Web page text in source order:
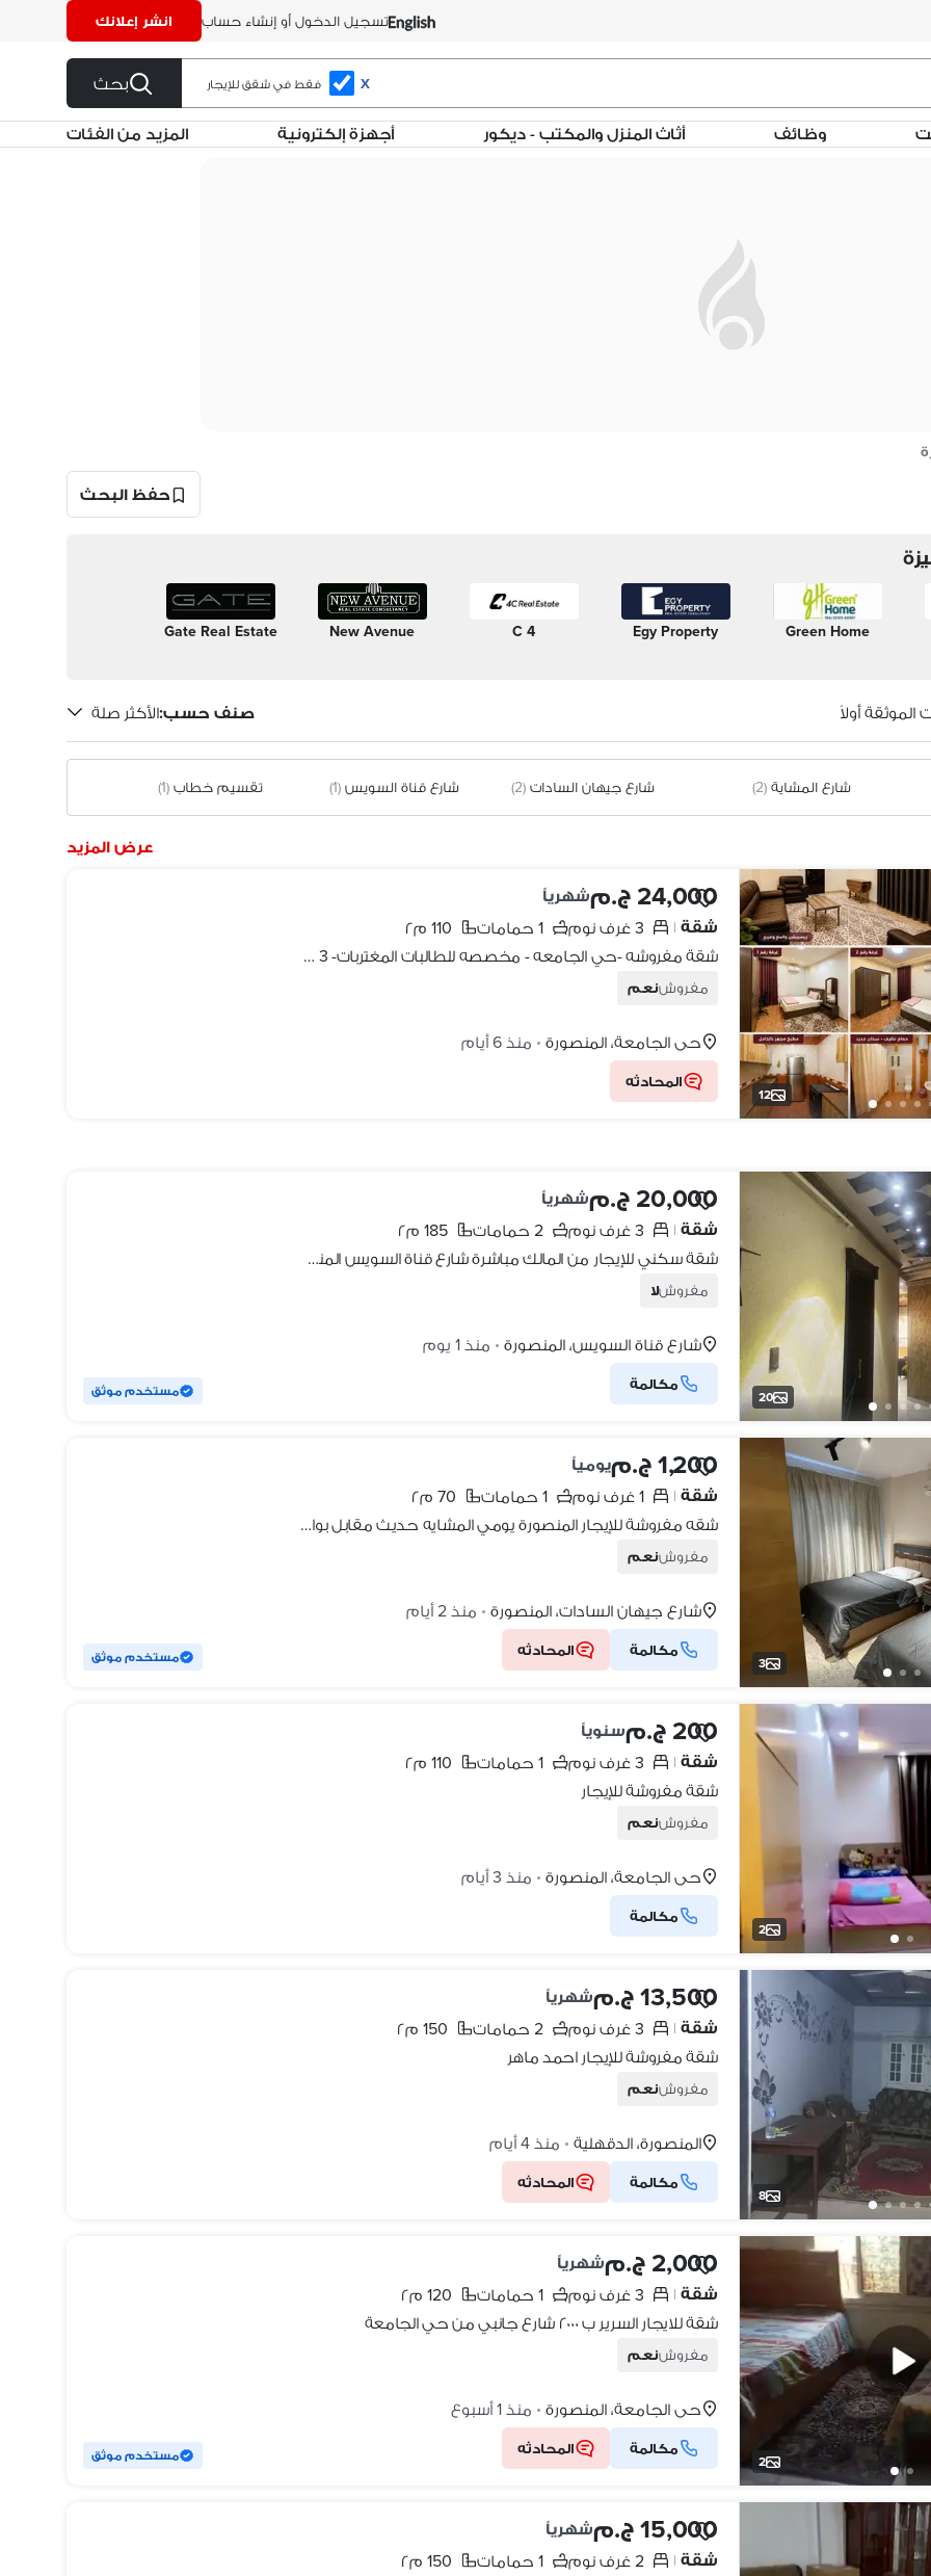
تسجيل الدخول أو إنشاء حساب انشر إعلانك
X فقط في شقق للإيجار بحث
وظائف أثاث المنزل والمكتب - ديكور أجهزة إلكترونية المزيد من الفئات
حفظ البحث
Green Home
Egy Property
4 C
New Avenue
Gate Real Estate
أولاً صنف حسب:الأكثر صلة
شارع المشاية (2) شارع جيهان السادات(2) شارع قناة السويس (1) تقسيم خطاب(1)
عرض المزيد
12
24,000 ج.م
شهرياً
شقة | 3 غرف نوم 1 حمامات
110 م٢
شقة مفروشه -حي الجامعه - مخصصه للطالبات المغتربات- 3 غرف مكيفه
مفروشنعم
حي الجامعة، المنصورة • منذ 6 أيام
المحادثه
20
20,000 ج.م
شهرياً
شقة | 3 غرف نوم 2 حمامات
185 م٢
شقة سكني للإيجار من المالك مباشرة شارع قناة السويس المنصورة
مفروشلا
شارع قناة السويس، المنصورة • منذ 1 يوم
مكالمة مستخدم موثق
3
1,200 ج.م
يومياً
شقة | 1 غرف نوم 1 حمامات
70 م٢
شقه مفروشة للإيجار المنصورة يومي المشايه حديث مقابل بوابة الجامعه
مفروشنعم
شارع جيهان السادات، المنصورة • منذ 2 أيام
مكالمة المحادثه مستخدم موثق
2
200 ج.م
سنوياً
شقة | 3 غرف نوم 1 حمامات
110 م٢
شقة مفروشة للإيجار
مفروشنعم
حي الجامعة، المنصورة • منذ 3 أيام
مكالمة
8
13,500 ج.م
شهرياً
شقة | 3 غرف نوم 2 حمامات
150 م٢
شقة مفروشة للإيجار احمد ماهر
مفروشنعم
المنصورة، الدقهلية • منذ 4 أيام
مكالمة المحادثه
2
2,000 ج.م
شهرياً
شقة | 3 غرف نوم 1 حمامات
120 م٢
شقة للايجار السرير ب ٢٠٠٠ شارع جانبي من حي الجامعة
مفروشنعم
حي الجامعة، المنصورة • منذ 1 أسبوع
مكالمة المحادثه مستخدم موثق
15,000 ج.م
شهرياً
شقة | 2 غرف نوم 1 حمامات
150 م٢